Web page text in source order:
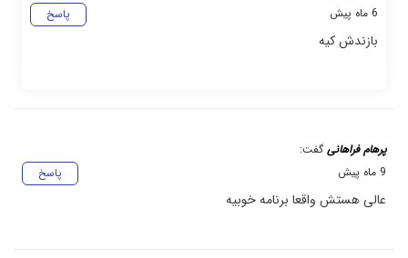
پاسخ
6 ماه پیش
بازندش کیه
پرهام فراهانی گفت:
پاسخ
9 ماه پیش
عالی هستش واقعا برنامه خوبیه